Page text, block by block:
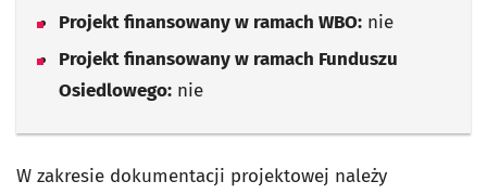
Projekt finansowany w ramach WBO: nie
Projekt finansowany w ramach Funduszu
Osiedlowego: nie
W zakresie dokumentacji projektowej należy